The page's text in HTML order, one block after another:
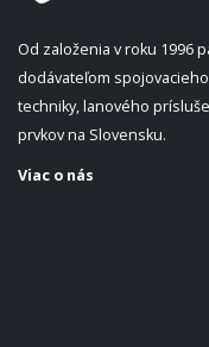
Od založenia v roku 1996
dodávateľom
techniky, lanového
prvkov na Slovensku.
Viac o nás